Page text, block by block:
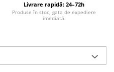
Livrare rapidă: 24–72h
Produse în stoc, gata de expediere
imediată.